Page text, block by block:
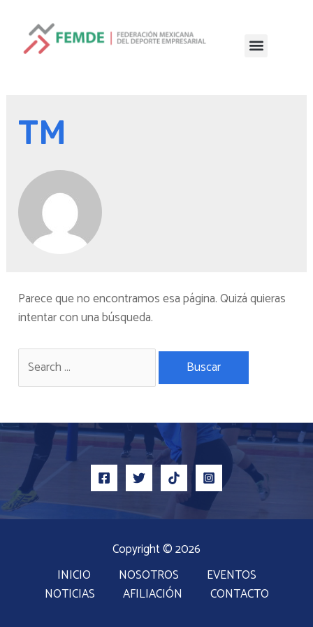
TM
Parece que no encontramos esa página. Quizá quieras
intentar con una búsqueda.
Copyright © 2026
INICIO
NOSOTROS
EVENTOS
NOTICIAS
AFILIACIÓN CONTACTO